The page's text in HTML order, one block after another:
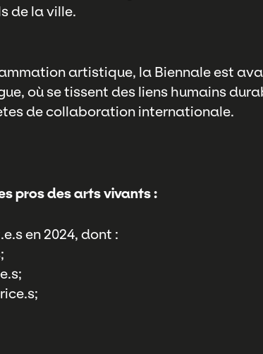
de la ville.
artistique, la Biennale est
où se tissent des liens humains
de collaboration internationale.
pros des arts vivants :
en 2024, dont :